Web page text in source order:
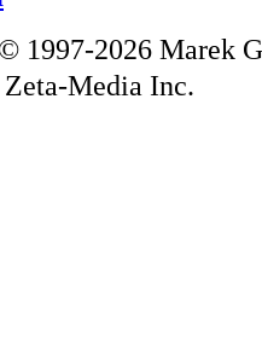
1997-2026 Marek
Zeta-Media Inc.